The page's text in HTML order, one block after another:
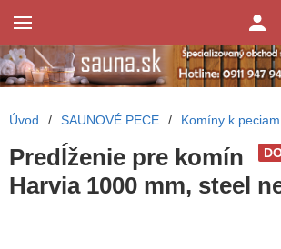
Úvod / SAUNOVÉ PECE / Komíny k
Predĺženie pre komín
Harvia 1000 mm, steel